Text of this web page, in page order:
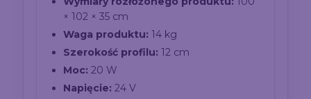
× 102 × 35 cm
Waga produktu: 14 kg
Szerokość profilu: 12 cm
Moc: 20 W
Napięcie: 24 V